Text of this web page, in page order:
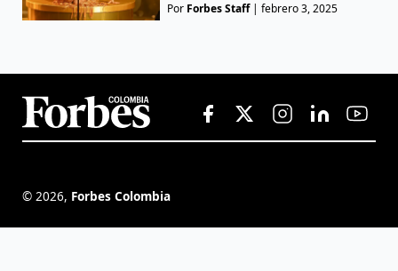
Por Forbes Staff|febrero 3, 2025
© 2026, Forbes Colombia